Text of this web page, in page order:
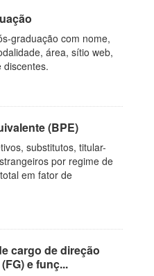
graduação com nome,
área, sítio web,
discentes.
(BPE)
substitutos, titular-
por regime de
em fator de
cargo de direção
e funç...